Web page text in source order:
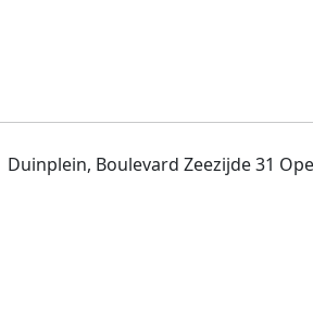
Duinplein, Boulevard Zeezijde 31